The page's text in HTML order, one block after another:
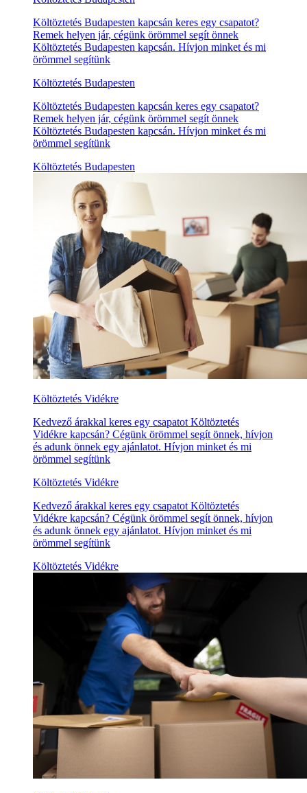
Költöztetés Budapesten kapcsán keres egy csapatot?
Remek helyen jár, cégünk örömmel segít önnek
Költöztetés Budapesten kapcsán. Hívjon minket és mi
örömmel segítünk
Költöztetés Budapesten
Költöztetés Budapesten kapcsán keres egy csapatot?
Remek helyen jár, cégünk örömmel segít önnek
Költöztetés Budapesten kapcsán. Hívjon minket és mi
örömmel segítünk
Költöztetés Budapesten
Költöztetés Vidékre
Kedvező árakkal keres egy csapatot Költöztetés
Vidékre kapcsán? Cégünk örömmel segít önnek, hívjon
és adunk önnek egy ajánlatot. Hívjon minket és mi
örömmel segítünk
Költöztetés Vidékre
Kedvező árakkal keres egy csapatot Költöztetés
Vidékre kapcsán? Cégünk örömmel segít önnek, hívjon
és adunk önnek egy ajánlatot. Hívjon minket és mi
örömmel segítünk
Költöztetés Vidékre